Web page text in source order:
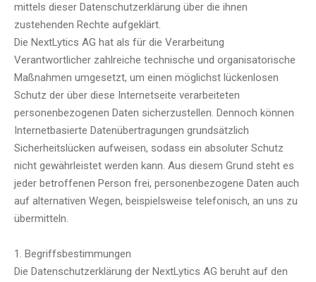
mittels dieser Datenschutzerklärung über die ihnen
zustehenden Rechte aufgeklärt.
Die NextLytics AG hat als für die Verarbeitung
Verantwortlicher zahlreiche technische und organisatorische
Maßnahmen umgesetzt, um einen möglichst lückenlosen
Schutz der über diese Internetseite verarbeiteten
personenbezogenen Daten sicherzustellen. Dennoch können
Internetbasierte Datenübertragungen grundsätzlich
Sicherheitslücken aufweisen, sodass ein absoluter Schutz
nicht gewährleistet werden kann. Aus diesem Grund steht es
jeder betroffenen Person frei, personenbezogene Daten auch
auf alternativen Wegen, beispielsweise telefonisch, an uns zu
übermitteln.
1. Begriffsbestimmungen
Die Datenschutzerklärung der NextLytics AG beruht auf den